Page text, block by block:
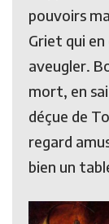
pouvoirs
Griet qui
aveugler.
mort, en
déçue de
regard
bien un